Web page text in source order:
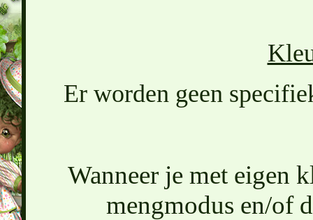
Er worden geen
Wanneer je met eigen
mengmodus en/of